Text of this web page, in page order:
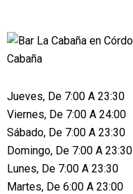
Cabaña
Jueves, De 7:00 A 23:30
Viernes, De 7:00 A 24:00
Sábado, De 7:00 A 23:30
Domingo, De 7:00 A 23:30
Lunes, De 7:00 A 23:30
Martes, De 6:00 A 23:00